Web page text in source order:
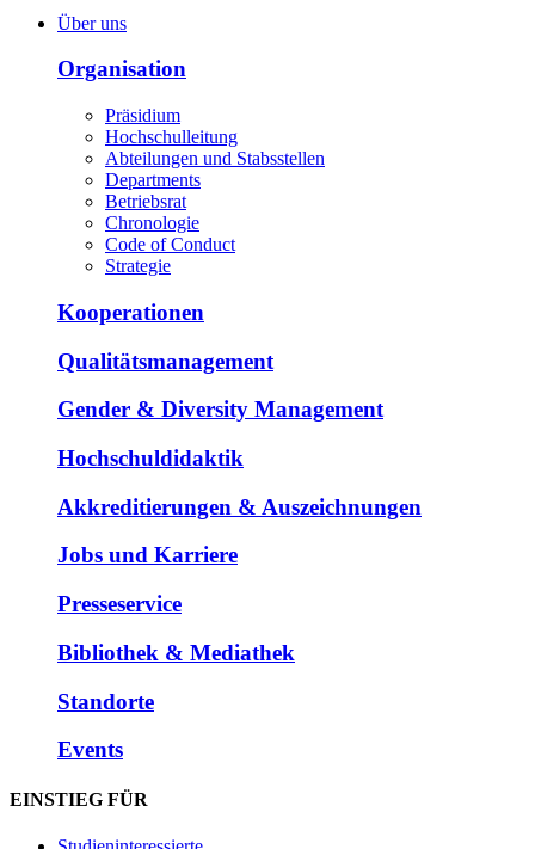
Über uns
Organisation
Präsidium
Hochschulleitung
Abteilungen und Stabsstellen
Departments
Betriebsrat
Chronologie
Code of Conduct
Strategie
Kooperationen
Qualitätsmanagement
Gender & Diversity Management
Hochschuldidaktik
Akkreditierungen & Auszeichnungen
Jobs und Karriere
Presseservice
Bibliothek & Mediathek
Standorte
Events
EINSTIEG FÜR